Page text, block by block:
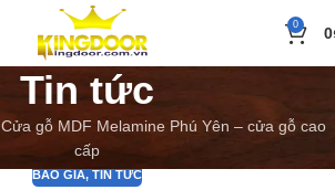
0 0
Tin tức
Cửa gỗ MDF Melamine Phú Yên – cửa gỗ cao
cấp
BÁO GIÁ, TIN TỨC